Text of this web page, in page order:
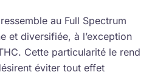
au Full Spectrum
et diversifiée, à l’exception
Cette particularité le rend
éviter tout effet